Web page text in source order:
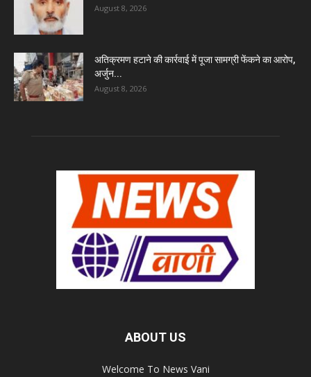
August 8, 2026
अतिक्रमण हटाने की कार्रवाई में पूजा सामग्री फेंकने का आरोप,
अर्जुन...
August 8, 2026
ABOUT US
Welcome To News Vani